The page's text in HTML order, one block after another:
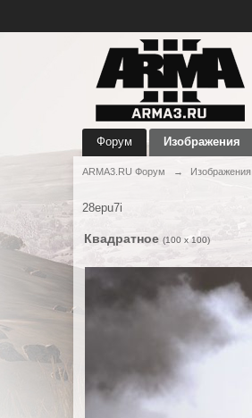
Форум Изображения
ARMA3.RU Форум → Изображения
28epu7i
Квадратное (100 x 100)